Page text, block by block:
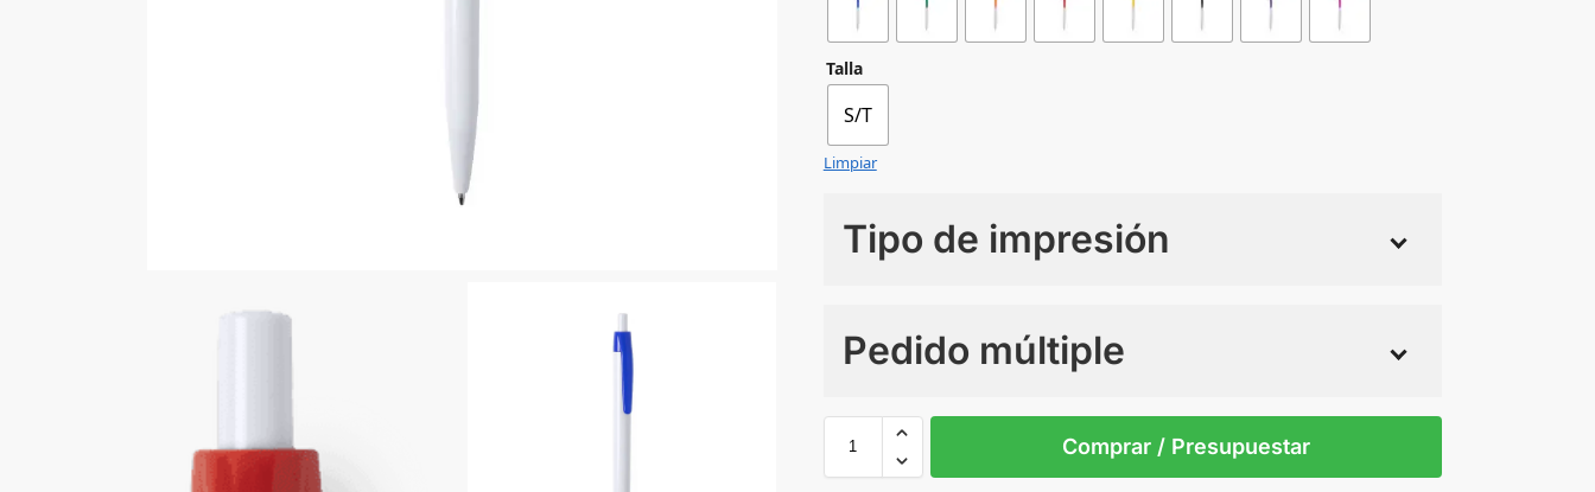
Talla
S/T
Limpiar
Tipo de impresión
Pedido múltiple
AMARILLO
Comprar / Presupuestar